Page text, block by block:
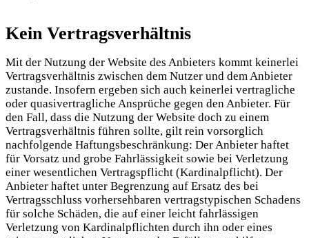
Kein Vertragsverhältnis
Mit der Nutzung der Website des Anbieters kommt keinerlei
Vertragsverhältnis zwischen dem Nutzer und dem Anbieter
zustande. Insofern ergeben sich auch keinerlei vertragliche
oder quasivertragliche Ansprüche gegen den Anbieter. Für
den Fall, dass die Nutzung der Website doch zu einem
Vertragsverhältnis führen sollte, gilt rein vorsorglich
nachfolgende Haftungsbeschränkung: Der Anbieter haftet
für Vorsatz und grobe Fahrlässigkeit sowie bei Verletzung
einer wesentlichen Vertragspflicht (Kardinalpflicht). Der
Anbieter haftet unter Begrenzung auf Ersatz des bei
Vertragsschluss vorhersehbaren vertragstypischen Schadens
für solche Schäden, die auf einer leicht fahrlässigen
Verletzung von Kardinalpflichten durch ihn oder eines